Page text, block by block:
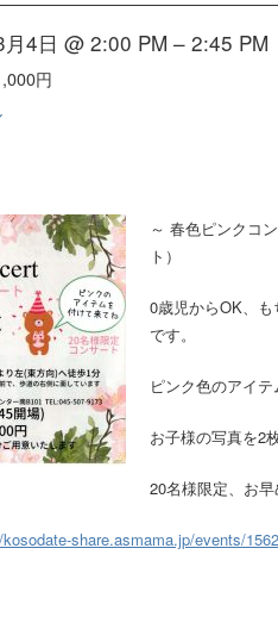
4日 @ 2:00 PM – 2:45 PM
円
～ 春色ピンクコ
ト）
0歳児からOK、
です。
ピンク色のアイ
お子様の写真を2
20名様限定、お
share.asmama.jp/events/